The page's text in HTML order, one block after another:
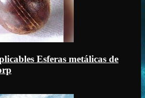
Esferas metálicas de